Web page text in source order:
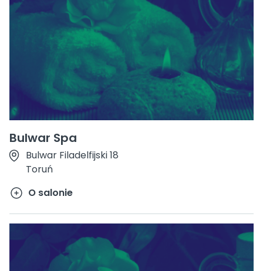
Bulwar Spa
Bulwar Filadelfijski 18
Toruń
O salonie